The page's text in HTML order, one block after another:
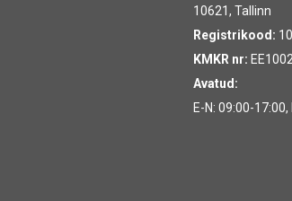
10621, Tallinn
Registrikood:
KMKR nr:
Avatud:
E-N: 09:00-